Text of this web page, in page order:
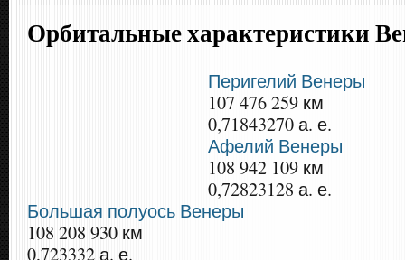
Орбитальные характеристики
Перигелий Венеры
107 476 259 км
0,71843270 а. е.
Афелий Венеры
108 942 109 км
0,72823128 а. е.
Большая полуось Венеры
108 208 930 км
0,723332 а. е.